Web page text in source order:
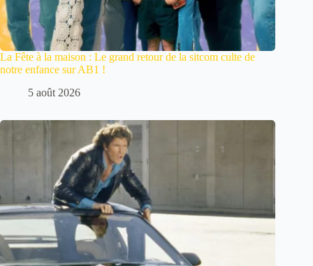
La Fête à la maison : Le grand retour de la sitcom culte de
notre enfance sur AB1 !
5 août 2026